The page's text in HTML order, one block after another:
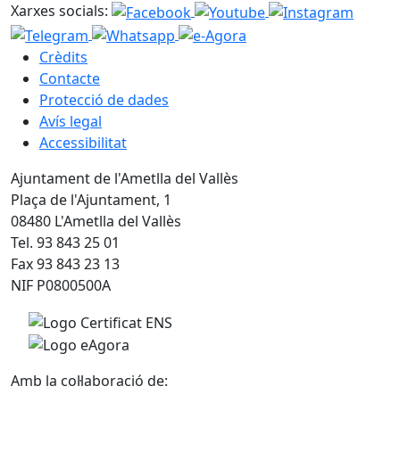
Xarxes socials:
Crèdits
Contacte
Protecció de dades
Avís legal
Accessibilitat
Ajuntament de l'Ametlla del Vallès
Plaça de l'Ajuntament, 1
08480 L'Ametlla del Vallès
Tel. 93 843 25 01
Fax 93 843 23 13
NIF P0800500A
Amb la col·laboració de: